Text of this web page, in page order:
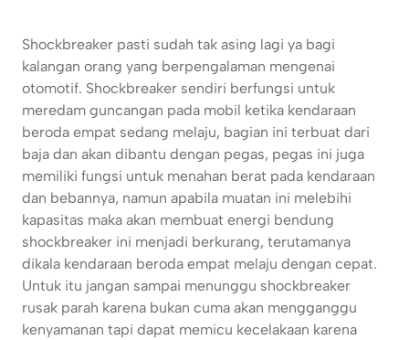
Shockbreaker pasti sudah tak asing lagi ya bagi
kalangan orang yang berpengalaman mengenai
otomotif. Shockbreaker sendiri berfungsi untuk
meredam guncangan pada mobil ketika kendaraan
beroda empat sedang melaju, bagian ini terbuat dari
baja dan akan dibantu dengan pegas, pegas ini juga
memiliki fungsi untuk menahan berat pada kendaraan
dan bebannya, namun apabila muatan ini melebihi
kapasitas maka akan membuat energi bendung
shockbreaker ini menjadi berkurang, terutamanya
dikala kendaraan beroda empat melaju dengan cepat.
Untuk itu jangan sampai menunggu shockbreaker
rusak parah karena bukan cuma akan mengganggu
kenyamanan tapi dapat memicu kecelakaan karena